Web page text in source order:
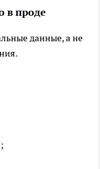
в проде
данные, а не